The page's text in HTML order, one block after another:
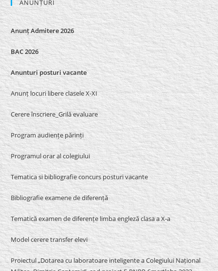
ANUNȚURI
Anunț Admitere 2026
BAC 2026
Anunturi posturi vacante
Anunț locuri libere clasele X-XI
Cerere înscriere_Grilă evaluare
Program audiențe părinți
Programul orar al colegiului
Tematica si bibliografie concurs posturi vacante
Bibliografie examene de diferență
Tematică examen de diferențe limba engleză clasa a X-a
Model cerere transfer elevi
Proiectul „Dotarea cu laboratoare inteligente a Colegiului Național